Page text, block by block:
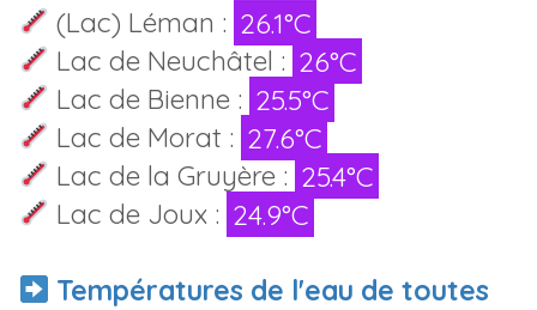
(Lac) Léman : 26.1°C
Lac de Neuchâtel : 26°C
Lac de Bienne : 25.5°C
Lac de Morat : 27.6°C
Lac de la Gruyère : 25.4°C
Lac de Joux : 24.9°C
Températures de l'eau de toutes